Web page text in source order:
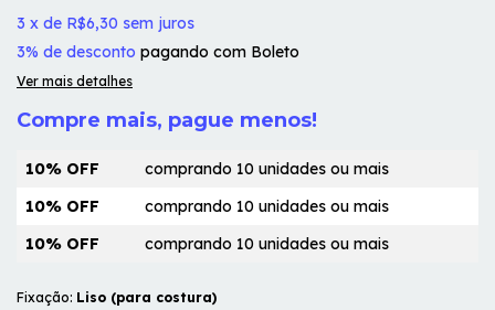
3 x de R$6,30 sem juros
3% de desconto pagando com Boleto
Ver mais detalhes
Compre mais, pague menos!
10% OFF
comprando 10 unidades ou mais
10% OFF
comprando 10 unidades ou mais
10% OFF
comprando 10 unidades ou mais
Fixação: Liso (para costura)